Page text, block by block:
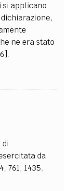
si applicano
ne era stato
di
da
761, 1435,